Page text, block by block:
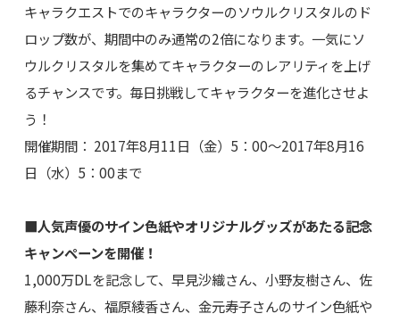
キャラクエストでのキャラクターのソウルクリスタルのド
ロップ数が、期間中のみ通常の2倍になります。一気にソ
ウルクリスタルを集めてキャラクターのレアリティを上げ
るチャンスです。毎日挑戦してキャラクターを進化させよ
う！
開催期間： 2017年8月11日（金）5：00～2017年8月16
日（水）5：00まで
■人気声優のサイン色紙やオリジナルグッズがあたる記念
キャンペーンを開催！
1,000万DLを記念して、早見沙織さん、小野友樹さん、佐
藤利奈さん、福原綾香さん、金元寿子さんのサイン色紙や